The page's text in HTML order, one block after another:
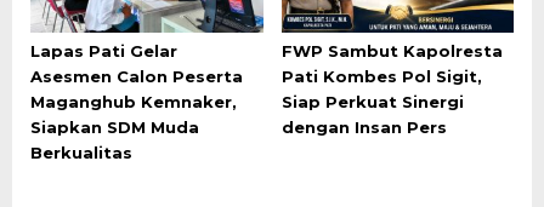
Lapas Pati Gelar
Asesmen Calon Peserta
Maganghub Kemnaker,
Siapkan SDM Muda
Berkualitas
FWP Sambut Kapolresta
Pati Kombes Pol Sigit,
Siap Perkuat Sinergi
dengan Insan Pers